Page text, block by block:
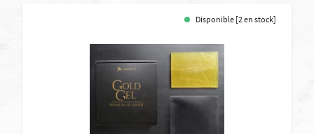
Disponible [2 en stock]